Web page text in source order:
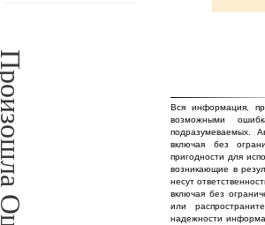
Вся информация,
возможными
подразумеваемых.
включая без
пригодности для
возникающие в
несут
включая без
или
надежности